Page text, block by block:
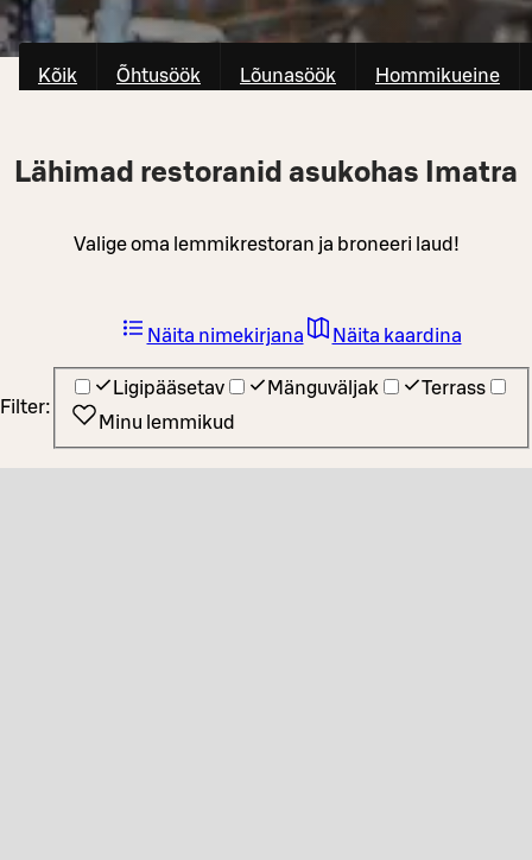
Kõik Õhtusöök Lõunasöök Hommikueine
Lähimad restoranid asukohas Imatra
Valige oma lemmikrestoran ja broneeri laud!
Filter:
Ligipääsetav Mänguväljak
Terrass
Minu lemmikud
Näita nimekirjana Näita kaardina